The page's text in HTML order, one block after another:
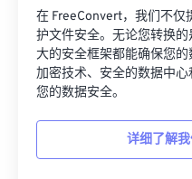
在 FreeConvert，我们不仅
护文件安全。无论您转换
大的安全框架都能确保您
加密技术、安全的数据中
您的数据安全。
详细了解